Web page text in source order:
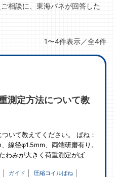
相談に、東海バネが回答した
1〜4件表示／全4件
測定方法について教
いて教えてください。 ばね：
線径φ1.5mm、両端研磨有り。
わみが大きく荷重測定がば
ガイド
圧縮コイルばね